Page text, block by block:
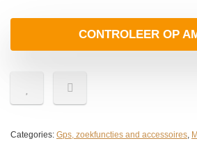
CONTROLEER OP
Categories: Gps, zoekfuncties and accessoires,